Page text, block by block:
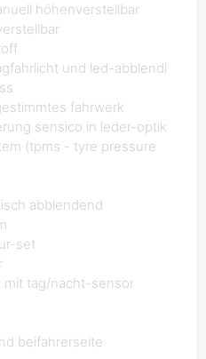
höhenverstellbar
und led-abblendl
fahrwerk
sensico in leder-optik
(tpms - tyre pressure
abblendend
set
tag/nacht-sensor
beifahrerseite